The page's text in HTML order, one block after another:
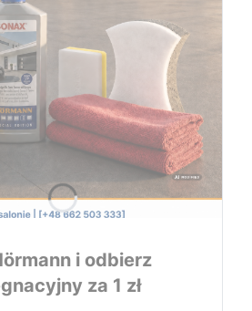
i odbierz
za 1 zł